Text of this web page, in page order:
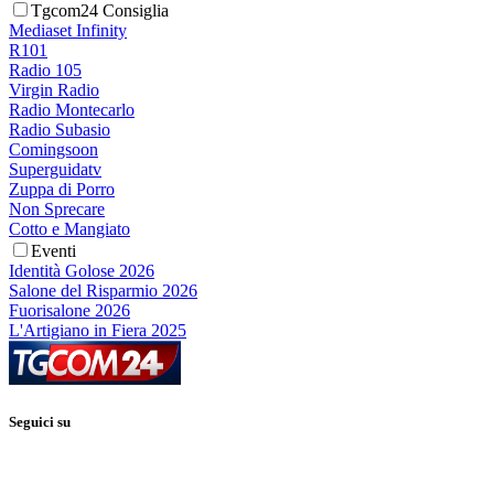
Tgcom24 Consiglia
Mediaset Infinity
R101
Radio 105
Virgin Radio
Radio Montecarlo
Radio Subasio
Comingsoon
Superguidatv
Zuppa di Porro
Non Sprecare
Cotto e Mangiato
Eventi
Identità Golose 2026
Salone del Risparmio 2026
Fuorisalone 2026
L'Artigiano in Fiera 2025
Seguici su